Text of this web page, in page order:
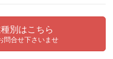
別はこちら
問合せ下さいませ